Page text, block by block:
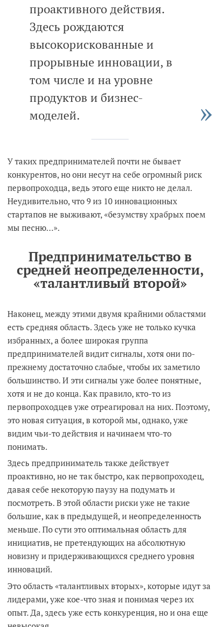
проактивного действия.
Здесь рождаются
высокорискованные и
прорывные инновации, в
том числе и на уровне
продуктов и бизнес-
моделей.
У таких предпринимателей почти не бывает
конкурентов, но они несут на себе огромный риск
первопроходца, ведь этого еще никто не делал.
Неудивительно, что 9 из 10 инновационных
стартапов не выживают, «безумству храбрых поем
мы песню…».
Предпринимательство в
средней неопределенности,
«талантливый второй»
Наконец, между этими двумя крайними областями
есть средняя область. Здесь уже не только кучка
избранных, а более широкая группа
предпринимателей видит сигналы, хотя они по-
прежнему достаточно слабые, чтобы их заметило
большинство. И эти сигналы уже более понятные,
хотя и не до конца. Как правило, кто-то из
первопроходцев уже отреагировал на них. Поэтому,
это новая ситуация, в которой мы, однако, уже
видим чьи-то действия и начинаем что-то
понимать.
Здесь предприниматель также действует
проактивно, но не так быстро, как первопроходец,
давая себе некоторую паузу на подумать и
посмотреть. В этой области риски уже не такие
большие, как в предыдущей, и неопределенность
меньше. По сути это оптимальная область для
инициатив, не претендующих на абсолютную
новизну и придерживающихся среднего уровня
инноваций.
Это область «талантливых вторых», которые идут за
лидерами, уже кое-что зная и понимая через их
опыт. Да, здесь уже есть конкуренция, но и она еще